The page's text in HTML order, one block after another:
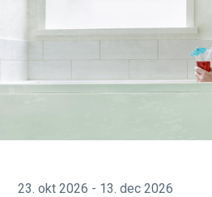
23. okt 2026 - 13. dec 2026